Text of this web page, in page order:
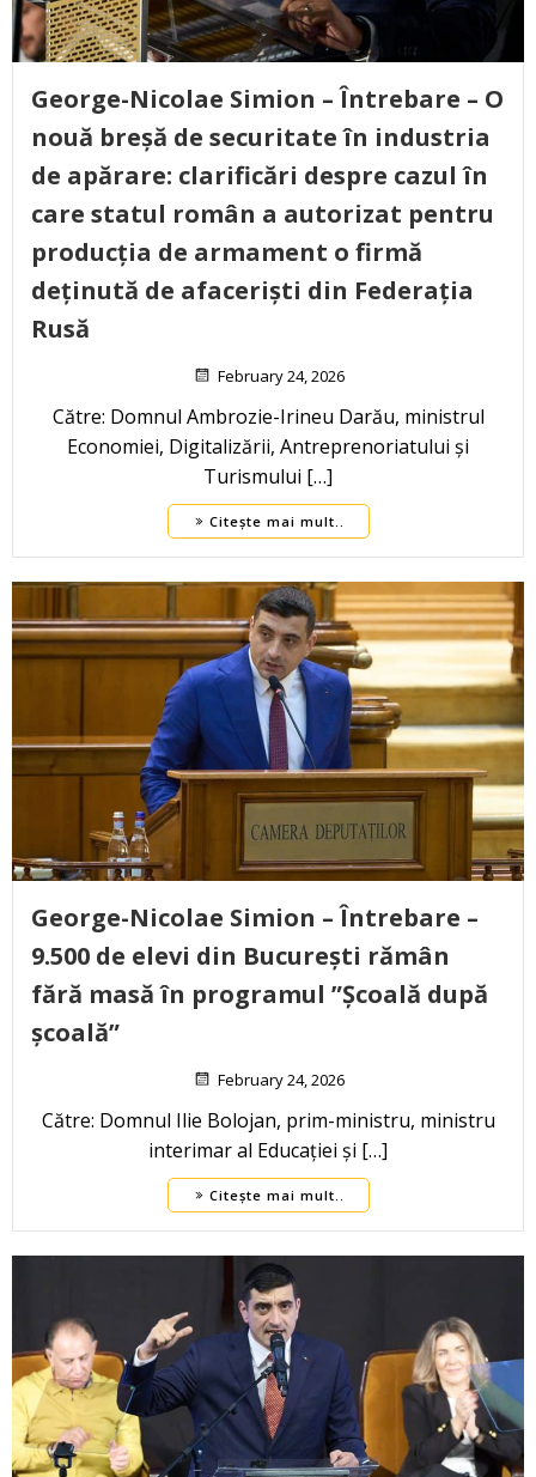
George-Nicolae Simion – Întrebare – O
nouă breșă de securitate în industria
de apărare: clarificări despre cazul în
care statul român a autorizat pentru
producția de armament o firmă
deținută de afaceriști din Federația
Rusă
February 24, 2026
Către: Domnul Ambrozie-Irineu Darău, ministrul
Economiei, Digitalizării, Antreprenoriatului și
Turismului […]
Citește mai mult..
George-Nicolae Simion – Întrebare –
9.500 de elevi din București rămân
fără masă în programul ”Școală după
școală”
February 24, 2026
Către: Domnul Ilie Bolojan, prim-ministru, ministru
interimar al Educației și […]
Citește mai mult..